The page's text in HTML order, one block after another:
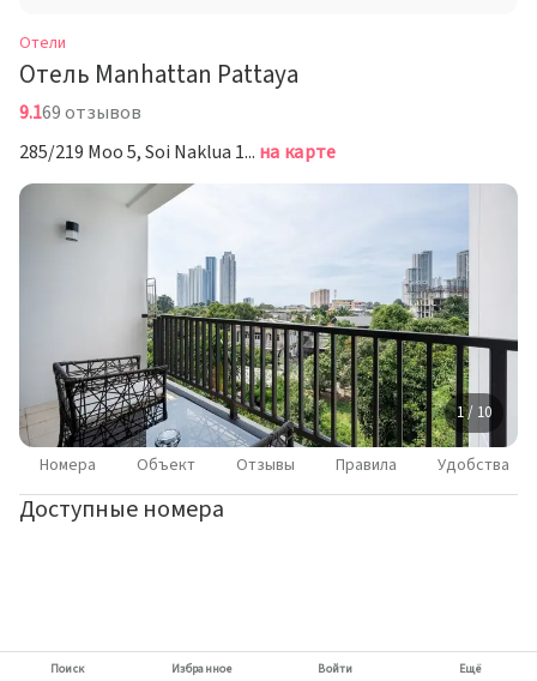
Отели
Отель Manhattan Pattaya
9.169 отзывов
285/219 Moo 5, Soi Naklua 16, Naklua, Banglamung, Паттайя на карте
1 / 10
Номера Объект Отзывы Правила Удобства
Доступные номера
Поиск Избранное Войти Ещё